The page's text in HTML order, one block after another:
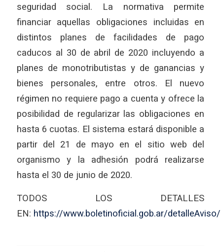
seguridad social. La normativa permite
financiar aquellas obligaciones incluidas en
distintos planes de facilidades de pago
caducos al 30 de abril de 2020 incluyendo a
planes de monotributistas y de ganancias y
bienes personales, entre otros. El nuevo
régimen no requiere pago a cuenta y ofrece la
posibilidad de regularizar las obligaciones en
hasta 6 cuotas. El sistema estará disponible a
partir del 21 de mayo en el sitio web del
organismo y la adhesión podrá realizarse
hasta el 30 de junio de 2020.
TODOS LOS DETALLES
EN: https://www.boletinoficial.gob.ar/